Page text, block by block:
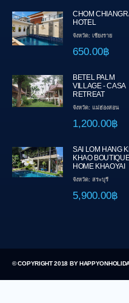
CHOM
HOTEL
จังหวัด: เชียงราย
650.00฿
BETEL PALM
VILLAGE - CASA
RETREAT
จังหวัด: แม่ฮ่องสอน
1,200.00฿
SAI LOM HANG
KHAO
HOME KHAOYAI
จังหวัด: สระบุรี
5,900.00฿
© COPYRIGHT 2018 BY